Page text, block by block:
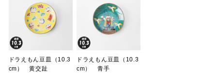
ドラえもん豆皿（10.3
cm） 黄交趾
ドラえもん豆皿（10.3
cm） 青手